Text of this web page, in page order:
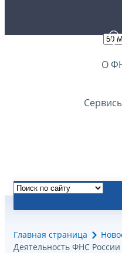
О
Главная страница
Деятельность ФНС России